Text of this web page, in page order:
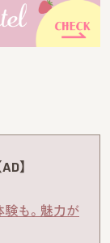
】
も。魅力が